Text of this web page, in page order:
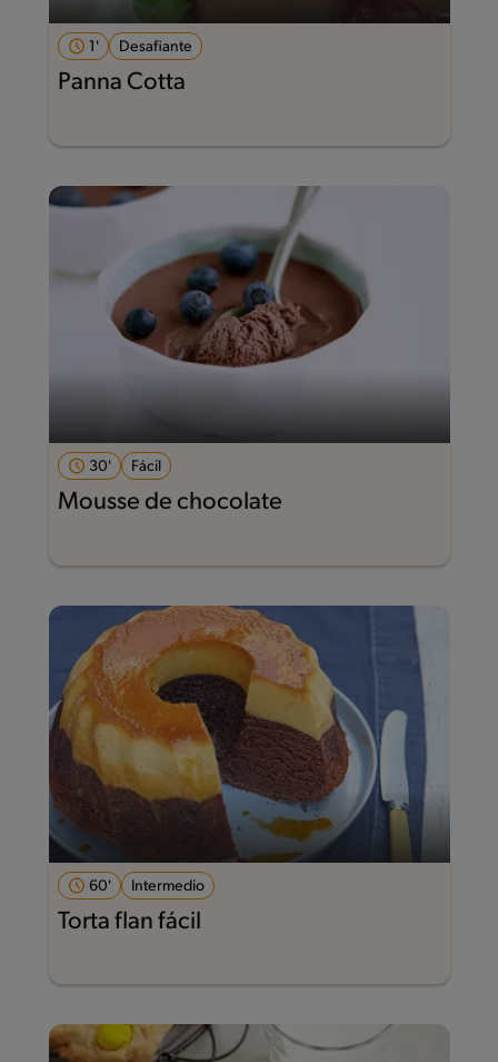
1' Desafiante
Panna Cotta
30' Fácil
Mousse de chocolate
60' Intermedio
Torta flan fácil